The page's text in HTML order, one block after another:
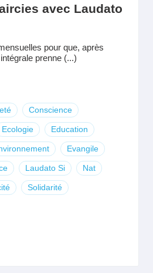
avec Laudato
pour que, après
prenne (...)
Conscience
Ecologie Education
Evangile
Laudato Si Nat
Solidarité